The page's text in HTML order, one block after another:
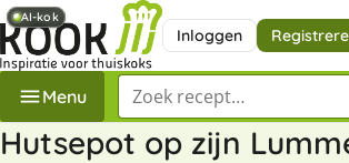
Inloggen
Menu Zoek een recept
Hutsepot op zijn
AI-kok
AI-kok